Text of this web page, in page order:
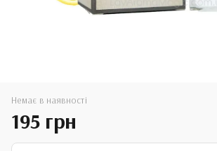
Немає в наявності
195 грн